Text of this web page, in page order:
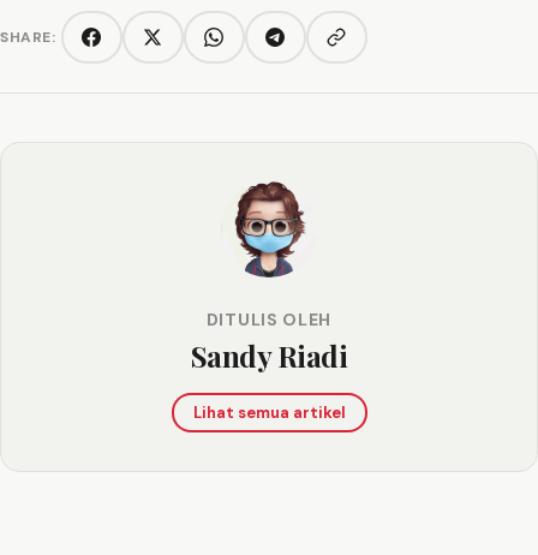
SHARE: FacebookTwitter/XWhatsAppTelegramCopy link
DITULIS OLEH
Sandy Riadi
Lihat semua artikel